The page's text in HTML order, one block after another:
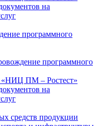
на
программного
программного
ПМ – Ростест»
на
средств продукции